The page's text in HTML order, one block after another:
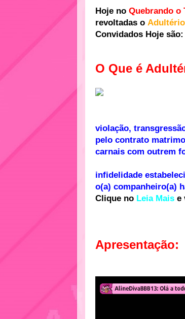
Hoje no Quebrando o
revoltadas o
Convidados Hoje são:
O Que é
violação,
pelo contrato
carnais com outrem
infidelidade
o(a) companheiro(a)
Clique no Leia Mais e
Apresentação: